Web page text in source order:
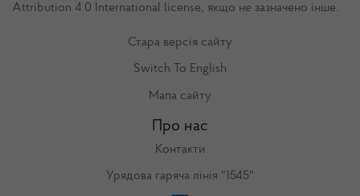
Attribution 4.0 International license, якщо не зазначено інше.
Стара версія сайту
Switch To English
Мапа сайту
Про нас
Контакти
Урядова гаряча лінія "1545"